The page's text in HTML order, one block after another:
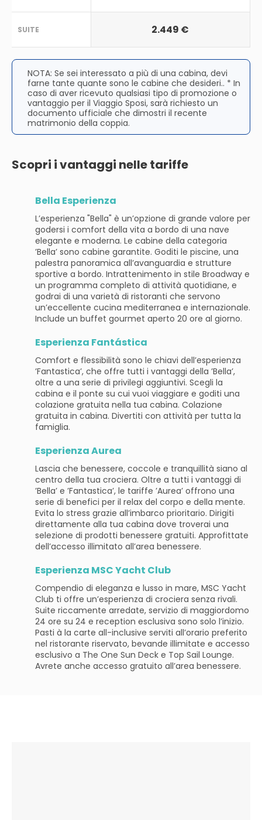
SUITE 2.449 €
NOTA: Se sei interessato a più di una cabina, devi
farne tante quante sono le cabine che desideri.. * In
caso di aver ricevuto qualsiasi tipo di promozione o
vantaggio per il Viaggio Sposi, sarà richiesto un
documento ufficiale che dimostri il recente
matrimonio della coppia.
Scopri i vantaggi nelle tariffe
Bella Esperienza
L’esperienza "Bella" è un’opzione di grande valore per
godersi i comfort della vita a bordo di una nave
elegante e moderna. Le cabine della categoria
’Bella’ sono cabine garantite. Goditi le piscine, una
palestra panoramica all’avanguardia e strutture
sportive a bordo. Intrattenimento in stile Broadway e
un programma completo di attività quotidiane, e
godrai di una varietà di ristoranti che servono
un’eccellente cucina mediterranea e internazionale.
Include un buffet gourmet aperto 20 ore al giorno.
Esperienza Fantástica
Comfort e flessibilità sono le chiavi dell’esperienza
’Fantastica’, che offre tutti i vantaggi della ’Bella’,
oltre a una serie di privilegi aggiuntivi. Scegli la
cabina e il ponte su cui vuoi viaggiare e goditi una
colazione gratuita nella tua cabina. Colazione
gratuita in cabina. Divertiti con attività per tutta la
famiglia.
Esperienza Aurea
Lascia che benessere, coccole e tranquillità siano al
centro della tua crociera. Oltre a tutti i vantaggi di
’Bella’ e ’Fantastica’, le tariffe ’Aurea’ offrono una
serie di benefici per il relax del corpo e della mente.
Evita lo stress grazie all’imbarco prioritario. Dirigiti
direttamente alla tua cabina dove troverai una
selezione di prodotti benessere gratuiti. Approfittate
dell’accesso illimitato all’area benessere.
Esperienza MSC Yacht Club
Compendio di eleganza e lusso in mare, MSC Yacht
Club ti offre un’esperienza di crociera senza rivali.
Suite riccamente arredate, servizio di maggiordomo
24 ore su 24 e reception esclusiva sono solo l’inizio.
Pasti à la carte all-inclusive serviti all’orario preferito
nel ristorante riservato, bevande illimitate e accesso
esclusivo a The One Sun Deck e Top Sail Lounge.
Avrete anche accesso gratuito all’area benessere.